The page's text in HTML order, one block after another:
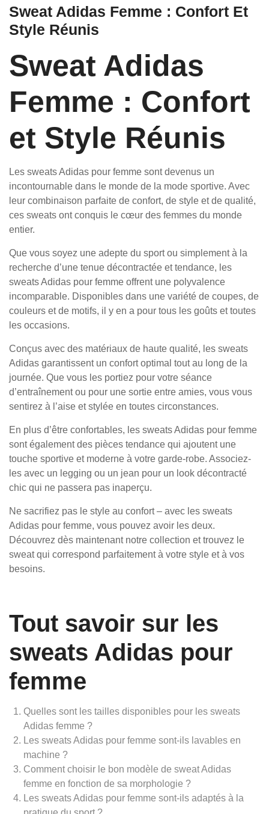
Sweat Adidas Femme : Confort Et
Style Réunis
Sweat Adidas
Femme : Confort
et Style Réunis
Les sweats Adidas pour femme sont devenus un
incontournable dans le monde de la mode sportive. Avec
leur combinaison parfaite de confort, de style et de qualité,
ces sweats ont conquis le cœur des femmes du monde
entier.
Que vous soyez une adepte du sport ou simplement à la
recherche d’une tenue décontractée et tendance, les
sweats Adidas pour femme offrent une polyvalence
incomparable. Disponibles dans une variété de coupes, de
couleurs et de motifs, il y en a pour tous les goûts et toutes
les occasions.
Conçus avec des matériaux de haute qualité, les sweats
Adidas garantissent un confort optimal tout au long de la
journée. Que vous les portiez pour votre séance
d’entraînement ou pour une sortie entre amies, vous vous
sentirez à l’aise et stylée en toutes circonstances.
En plus d’être confortables, les sweats Adidas pour femme
sont également des pièces tendance qui ajoutent une
touche sportive et moderne à votre garde-robe. Associez-
les avec un legging ou un jean pour un look décontracté
chic qui ne passera pas inaperçu.
Ne sacrifiez pas le style au confort – avec les sweats
Adidas pour femme, vous pouvez avoir les deux.
Découvrez dès maintenant notre collection et trouvez le
sweat qui correspond parfaitement à votre style et à vos
besoins.
Tout savoir sur les
sweats Adidas pour
femme
Quelles sont les tailles disponibles pour les sweats
Adidas femme ?
Les sweats Adidas pour femme sont-ils lavables en
machine ?
Comment choisir le bon modèle de sweat Adidas
femme en fonction de sa morphologie ?
Les sweats Adidas pour femme sont-ils adaptés à la